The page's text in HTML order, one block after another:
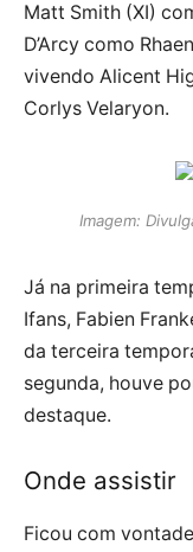
Matt Smith (XI)
D’Arcy como
vivendo Alicent
Corlys Velaryon.
Imagem:
Já na primeira
Ifans, Fabien
da terceira
segunda, houve
destaque.
Onde assistir
Ficou com